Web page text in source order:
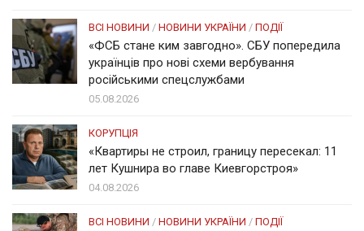
ВСІ НОВИНИ / НОВИНИ УКРАЇНИ / ПОДІЇ
«ФСБ стане ким завгодно». СБУ попередила
українців про нові схеми вербування
російськими спецслужбами
05.08.2026
КОРУПЦІЯ
«Квартиры не строил, границу пересекал: 11
лет Кушнира во главе Киевгорстроя»
04.08.2026
ВСІ НОВИНИ / НОВИНИ УКРАЇНИ / ПОДІЇ